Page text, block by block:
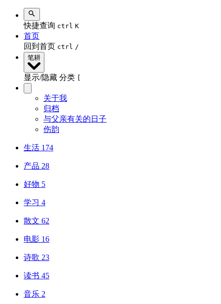
快捷查询 ctrl K
首页
回到首页 ctrl /
笔耕
显示/隐藏 分类
关于我
归档
与父亲有关的日子
伤韵
生活 174
产品 28
好物 5
学习 4
散文 62
电影 16
诗歌 23
读书 45
音乐 2